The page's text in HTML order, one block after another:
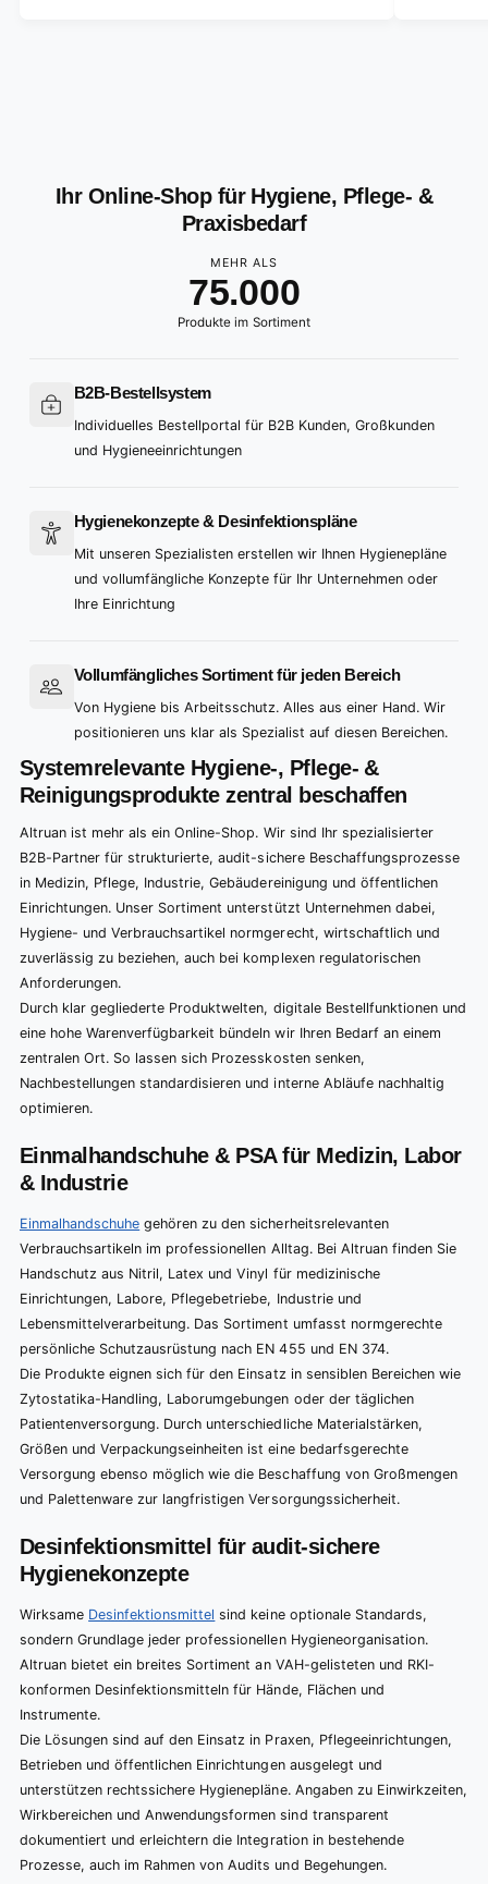
Ihr Online-Shop für Hygiene, Pflege- &
Praxisbedarf
MEHR ALS
4
5
7
8
2
3
4
5
6
8
9
.0
1
4
6
7
8
0
1
4
6
7
8
0
1
4
6
7
8
Produkte im Sortiment
B2B-Bestellsystem
Individuelles Bestellportal für B2B Kunden, Großkunden
und Hygieneeinrichtungen
Hygienekonzepte & Desinfektionspläne
Mit unseren Spezialisten erstellen wir Ihnen Hygienepläne
und vollumfängliche Konzepte für Ihr Unternehmen oder
Ihre Einrichtung
Vollumfängliches Sortiment für jeden Bereich
Von Hygiene bis Arbeitsschutz. Alles aus einer Hand. Wir
positionieren uns klar als Spezialist auf diesen Bereichen.
Systemrelevante Hygiene-, Pflege- &
Reinigungsprodukte zentral beschaffen
Altruan ist mehr als ein Online-Shop. Wir sind Ihr spezialisierter
B2B-Partner für strukturierte, audit-sichere Beschaffungsprozesse
in Medizin, Pflege, Industrie, Gebäudereinigung und öffentlichen
Einrichtungen. Unser Sortiment unterstützt Unternehmen dabei,
Hygiene- und Verbrauchsartikel normgerecht, wirtschaftlich und
zuverlässig zu beziehen, auch bei komplexen regulatorischen
Anforderungen.
Durch klar gegliederte Produktwelten, digitale Bestellfunktionen und
eine hohe Warenverfügbarkeit bündeln wir Ihren Bedarf an einem
zentralen Ort. So lassen sich Prozesskosten senken,
Nachbestellungen standardisieren und interne Abläufe nachhaltig
optimieren.
Einmalhandschuhe & PSA für Medizin, Labor
& Industrie
Einmalhandschuhe gehören zu den sicherheitsrelevanten
Verbrauchsartikeln im professionellen Alltag. Bei Altruan finden Sie
Handschutz aus Nitril, Latex und Vinyl für medizinische
Einrichtungen, Labore, Pflegebetriebe, Industrie und
Lebensmittelverarbeitung. Das Sortiment umfasst normgerechte
persönliche Schutzausrüstung nach EN 455 und EN 374.
Die Produkte eignen sich für den Einsatz in sensiblen Bereichen wie
Zytostatika-Handling, Laborumgebungen oder der täglichen
Patientenversorgung. Durch unterschiedliche Materialstärken,
Größen und Verpackungseinheiten ist eine bedarfsgerechte
Versorgung ebenso möglich wie die Beschaffung von Großmengen
und Palettenware zur langfristigen Versorgungssicherheit.
Desinfektionsmittel für audit-sichere
Hygienekonzepte
Wirksame Desinfektionsmittel sind keine optionale Standards,
sondern Grundlage jeder professionellen Hygieneorganisation.
Altruan bietet ein breites Sortiment an VAH-gelisteten und RKI-
konformen Desinfektionsmitteln für Hände, Flächen und
Instrumente.
Die Lösungen sind auf den Einsatz in Praxen, Pflegeeinrichtungen,
Betrieben und öffentlichen Einrichtungen ausgelegt und
unterstützen rechtssichere Hygienepläne. Angaben zu Einwirkzeiten,
Wirkbereichen und Anwendungsformen sind transparent
dokumentiert und erleichtern die Integration in bestehende
Prozesse, auch im Rahmen von Audits und Begehungen.